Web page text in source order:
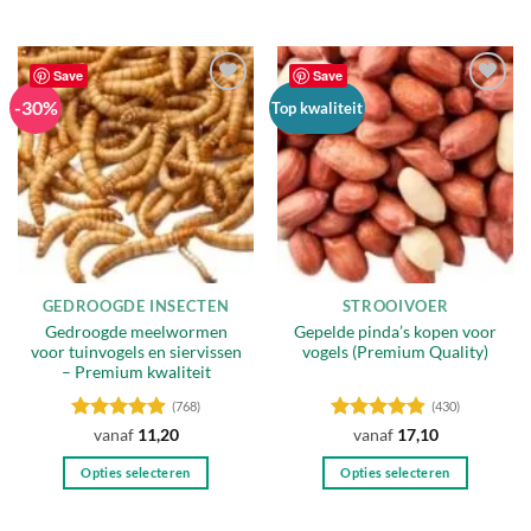
Save
-30%
Toevoegen
aan
verlanglijst
GEDROOGDE INSECTEN
Gedroogde meelwormen
voor tuinvogels en siervissen
– Premium kwaliteit
Gewaardeerd
4.88uit 5
(768)
vanaf 11,20
Opties selecteren
Save
Top kwaliteit
Toevoegen
aan
verlanglijst
STROOIVOER
Gepelde pinda’s kopen voor
vogels (Premium Quality)
Gewaardeerd
4.89uit 5
(430)
vanaf 17,10
Opties selecteren